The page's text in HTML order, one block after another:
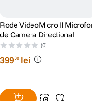
Rode VideoMicro II
de Camera Directional
(0)
39900 lei